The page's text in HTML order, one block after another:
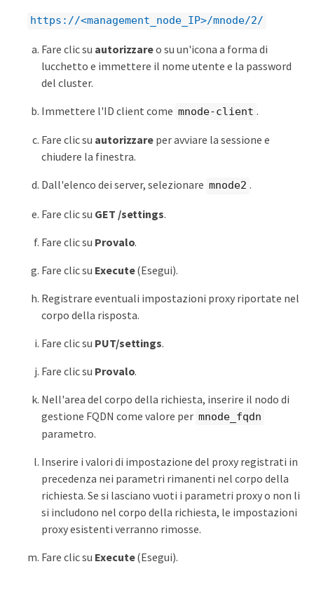
https://<management_node_IP>/mnode/2/
Fare clic su autorizzareo su un'icona a forma di
lucchetto e immettere il nome utente e la password
del cluster.
Immettere l'ID client come mnode-client .
Fare clic su autorizzare per avviare la sessione e
chiudere la finestra.
Dall'elenco dei server, selezionare mnode2 .
Fare clic su GET /settings.
Fare clic su Provalo.
Fare clic su Execute(Esegui).
Registrare eventuali impostazioni proxy riportate nel
corpo della risposta.
Fare clic su PUT/settings.
Fare clic su Provalo.
Nell'area del corpo della richiesta, inserire il nodo di
gestione FQDN come valore per mnode_fqdn
parametro.
Inserire i valori di impostazione del proxy registrati in
precedenza nei parametri rimanenti nel corpo della
richiesta. Se si lasciano vuoti i parametri proxy o non li
si includono nel corpo della richiesta, le impostazioni
proxy esistenti verranno rimosse.
Fare clic su Execute(Esegui).